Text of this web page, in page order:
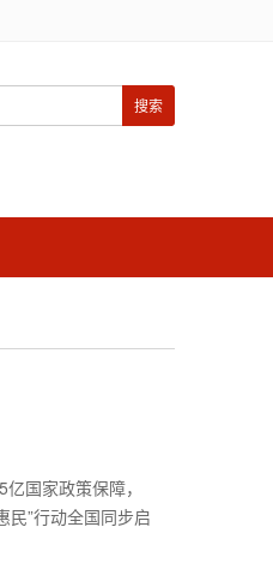
国家政策保障，
民”行动全国同步启